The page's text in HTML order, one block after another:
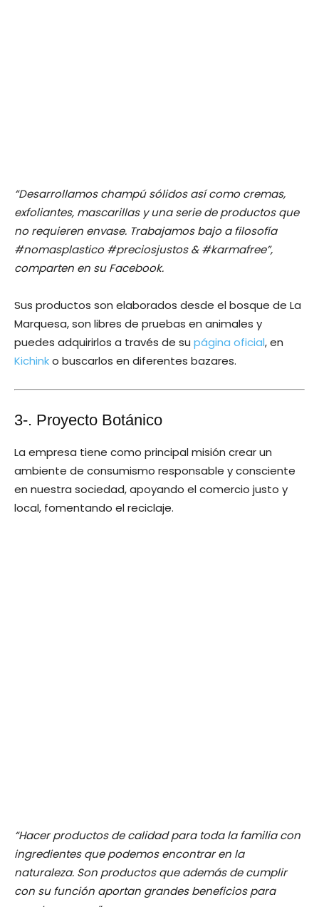
“Desarrollamos champú sólidos así como cremas,
exfoliantes, mascarillas y una serie de productos que
no requieren envase. Trabajamos bajo a filosofía
#nomasplastico #preciosjustos & #karmafree”,
comparten en su Facebook.
Sus productos son elaborados desde el bosque de La
Marquesa, son libres de pruebas en animales y
puedes adquirirlos a través de su página oficial, en
Kichinko buscarlos en diferentes bazares.
3-. Proyecto Botánico
La empresa tiene como principal misión crear un
ambiente de consumismo responsable y consciente
en nuestra sociedad, apoyando el comercio justo y
local, fomentando el reciclaje.
“Hacer productos de calidad para toda la familia con
ingredientes que podemos encontrar en la
naturaleza. Son productos que además de cumplir
con su función aportan grandes beneficios para